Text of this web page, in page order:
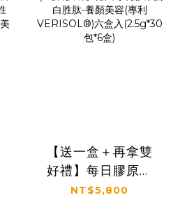
【送一盒＋再拿雙
好禮】每日膠原補
給｜皮膚Q彈好氣色
NT$5,800